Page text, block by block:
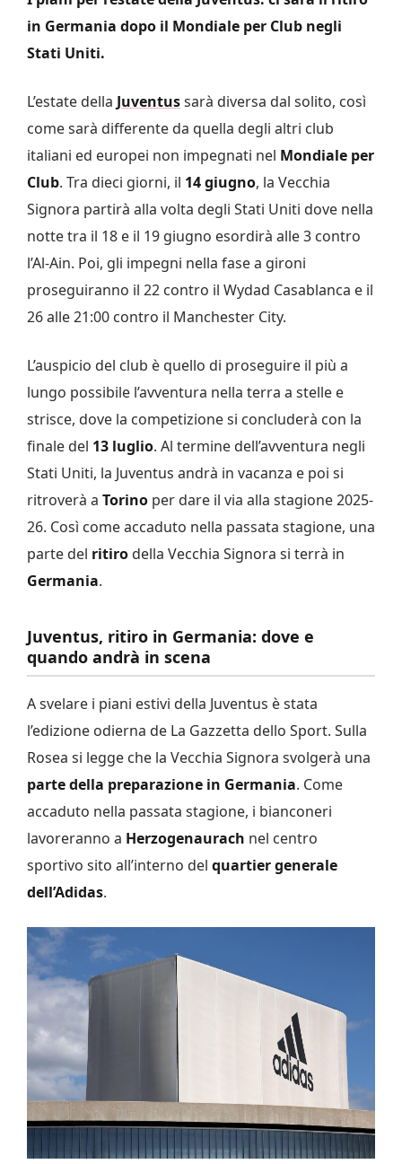
in Germania dopo il Mondiale per Club negli
Stati Uniti.
L’estate della Juventussarà diversa dal solito, così
come sarà differente da quella degli altri club
italiani ed europei non impegnati nel Mondiale per
Club. Tra dieci giorni, il 14 giugno, la Vecchia
Signora partirà alla volta degli Stati Uniti dove nella
notte tra il 18 e il 19 giugno esordirà alle 3 contro
l’Al-Ain. Poi, gli impegni nella fase a gironi
proseguiranno il 22 contro il Wydad Casablanca e il
26 alle 21:00 contro il Manchester City.
L’auspicio del club è quello di proseguire il più a
lungo possibile l’avventura nella terra a stelle e
strisce, dove la competizione si concluderà con la
finale del 13 luglio. Al termine dell’avventura negli
Stati Uniti, la Juventus andrà in vacanza e poi si
ritroverà a Torino per dare il via alla stagione 2025-
26. Così come accaduto nella passata stagione, una
parte del ritiro della Vecchia Signora si terrà in
Germania.
Juventus, ritiro in Germania: dove e
quando andrà in scena
A svelare i piani estivi della Juventus è stata
l’edizione odierna de La Gazzetta dello Sport. Sulla
Rosea si legge che la Vecchia Signora svolgerà una
parte della preparazione in Germania. Come
accaduto nella passata stagione, i bianconeri
lavoreranno a Herzogenaurach nel centro
sportivo sito all’interno del quartier generale
dell’Adidas.